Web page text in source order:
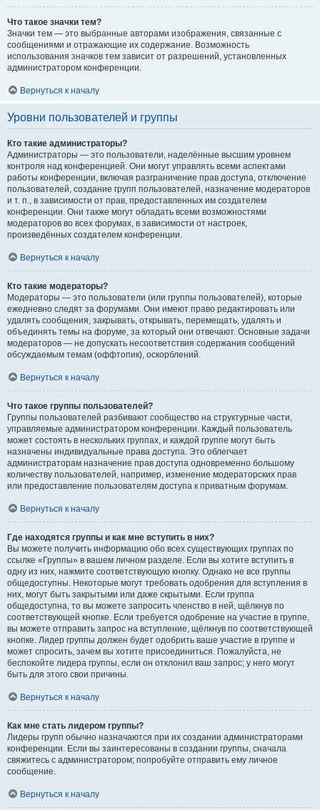
Что такое значки тем?
Значки тем — это выбранные авторами изображения, связанные с
сообщениями и отражающие их содержание. Возможность
использования значков тем зависит от разрешений, установленных
администратором конференции.
Вернуться к началу
Уровни пользователей и группы
Кто такие администраторы?
Администраторы — это пользователи, наделённые высшим уровнем
контроля над конференцией. Они могут управлять всеми аспектами
работы конференции, включая разграничение прав доступа, отключение
пользователей, создание групп пользователей, назначение модераторов
и т. п., в зависимости от прав, предоставленных им создателем
конференции. Они также могут обладать всеми возможностями
модераторов во всех форумах, в зависимости от настроек,
произведённых создателем конференции.
Вернуться к началу
Кто такие модераторы?
Модераторы — это пользователи (или группы пользователей), которые
ежедневно следят за форумами. Они имеют право редактировать или
удалять сообщения, закрывать, открывать, перемещать, удалять и
объединять темы на форуме, за который они отвечают. Основные задачи
модераторов — не допускать несоответствия содержания сообщений
обсуждаемым темам (оффтопик), оскорблений.
Вернуться к началу
Что такое группы пользователей?
Группы пользователей разбивают сообщество на структурные части,
управляемые администратором конференции. Каждый пользователь
может состоять в нескольких группах, и каждой группе могут быть
назначены индивидуальные права доступа. Это облегчает
администраторам назначение прав доступа одновременно большому
количеству пользователей, например, изменение модераторских прав
или предоставление пользователям доступа к приватным форумам.
Вернуться к началу
Где находятся группы и как мне вступить в них?
Вы можете получить информацию обо всех существующих группах по
ссылке «Группы» в вашем личном разделе. Если вы хотите вступить в
одну из них, нажмите соответствующую кнопку. Однако не все группы
общедоступны. Некоторые могут требовать одобрения для вступления в
них, могут быть закрытыми или даже скрытыми. Если группа
общедоступна, то вы можете запросить членство в ней, щёлкнув по
соответствующей кнопке. Если требуется одобрение на участие в группе,
вы можете отправить запрос на вступление, щёлкнув по соответствующей
кнопке. Лидер группы должен будет одобрить ваше участие в группе и
может спросить, зачем вы хотите присоединиться. Пожалуйста, не
беспокойте лидера группы, если он отклонил ваш запрос; у него могут
быть для этого свои причины.
Вернуться к началу
Как мне стать лидером группы?
Лидеры групп обычно назначаются при их создании администраторами
конференции. Если вы заинтересованы в создании группы, сначала
свяжитесь с администратором; попробуйте отправить ему личное
сообщение.
Вернуться к началу